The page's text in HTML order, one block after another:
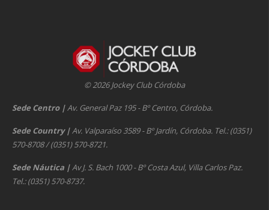
© 2026 Jockey Club Córdoba
Sede Centro |Av. General Paz 195 - Bº Centro, Córdoba.
Sede Country |Av. Valparaíso 3589 - Bº Jardín, Córdoba. Tel.: (0351)
570-8708 / (0351) 570-8721.
Sede Náutica |Av J. S. Bach 1000 - Bº Costa Azul, Villa Carlos Paz.
Tel.: (0351) 570-8737.